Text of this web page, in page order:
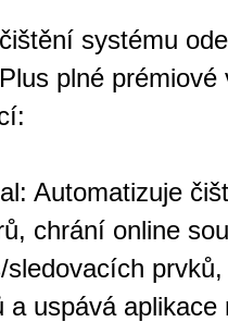
systému
plné prémiové
Automatizuje
chrání online
a uspává aplikace